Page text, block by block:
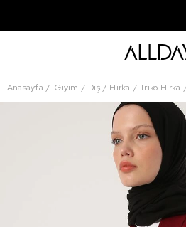
Anasayfa Giyim Dış Hırka Triko Hırka